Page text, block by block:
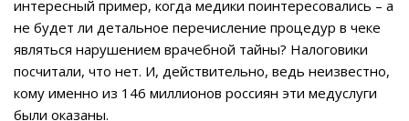
интересный пример, когда медики поинтересовались – а
не будет ли детальное перечисление процедур в чеке
являться нарушением врачебной тайны? Налоговики
посчитали, что нет. И, действительно, ведь неизвестно,
кому именно из 146 миллионов россиян эти медуслуги
были оказаны.